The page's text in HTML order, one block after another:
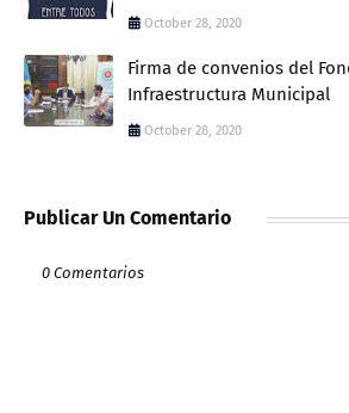
October 28, 2020
Firma de convenios del
Infraestructura Municipal
October 28, 2020
Publicar Un Comentario
0 Comentarios